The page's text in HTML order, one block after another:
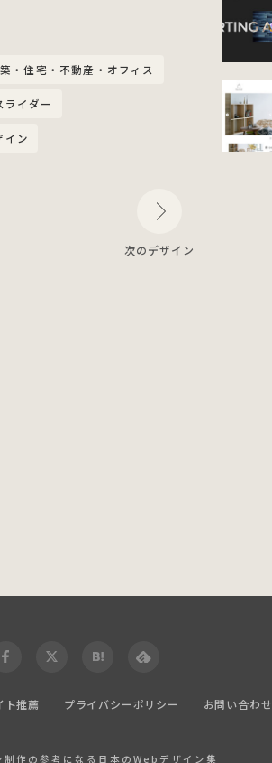
・住宅・不動産・オフィス
ライダー
イン
ト推薦 プライバシーポリシー お問い合わせ
作の参考になる日本のWebデザイン集